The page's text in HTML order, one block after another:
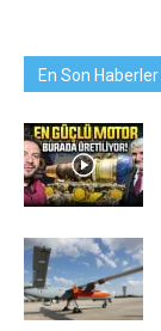
En Son Haberler